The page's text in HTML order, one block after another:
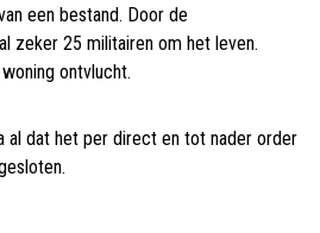
een bestand. Door de
zeker 25 militairen om het leven.
ontvlucht.
al dat het per direct en tot nader order